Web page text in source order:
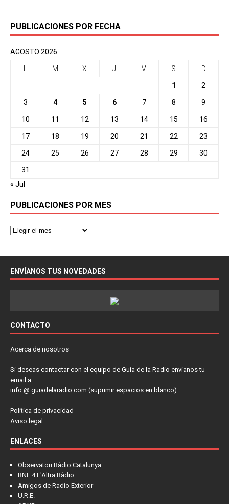
PUBLICACIONES POR FECHA
AGOSTO 2026
M X J V S D
1 2
3 4 5 6 7 8 9
10 11 12 13 14 15 16
17 18 19 20 21 22 23
24 25 26 27 28 29 30
31
« Jul
PUBLICACIONES POR MES
ENVÍANOS TUS NOVEDADES
CONTACTO
Acerca de nosotros
Si deseas contactar con el equipo de Guía de la Radio envíanos tu
email a:
info @ guiadelaradio.com (suprimir espacios en blanco)
Política de privacidad
Aviso legal
ENLACES
Observatori Ràdio Catalunya
RNE 4 L'Altra Ràdio
Amigos de Radio Exterior
U.R.E.